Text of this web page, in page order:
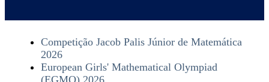
Competição Jacob Palis Júnior de Matemática
2026
European Girls' Mathematical Olympiad
(EGMO) 2026